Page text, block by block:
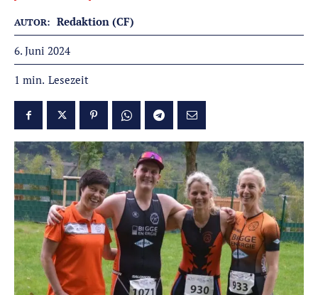
AUTOR: Redaktion (CF)
6. Juni 2024
1 min. Lesezeit